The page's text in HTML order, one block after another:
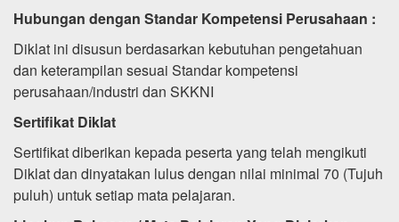
Hubungan dengan Standar Kompetensi Perusahaan :
Diklat ini disusun berdasarkan kebutuhan pengetahuan
dan keterampilan sesuai Standar kompetensi
perusahaan/industri dan SKKNI
Sertifikat Diklat
Sertifikat diberikan kepada peserta yang telah mengikuti
Diklat dan dinyatakan lulus dengan nilai minimal 70 (Tujuh
puluh) untuk setiap mata pelajaran.